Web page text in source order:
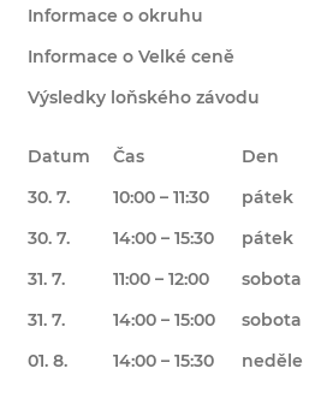
Informace o okruhu
Informace o Velké ceně
Výsledky loňského závodu
Datum Čas Den
30. 7.
10:00 – 11:30 pátek
30. 7.
14:00 – 15:30 pátek
31. 7.
11:00 – 12:00 sobota
31. 7.
14:00 – 15:00 sobota
01. 8.
14:00 – 15:30 neděle